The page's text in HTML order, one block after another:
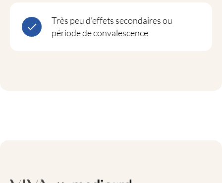
Très peu d'effets secondaires ou
période de convalescence